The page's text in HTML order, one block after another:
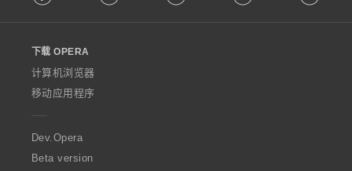
w
O
p
e
a
下载 OPERA
计算机浏览器
移动应用程序
Dev.Opera
Beta version